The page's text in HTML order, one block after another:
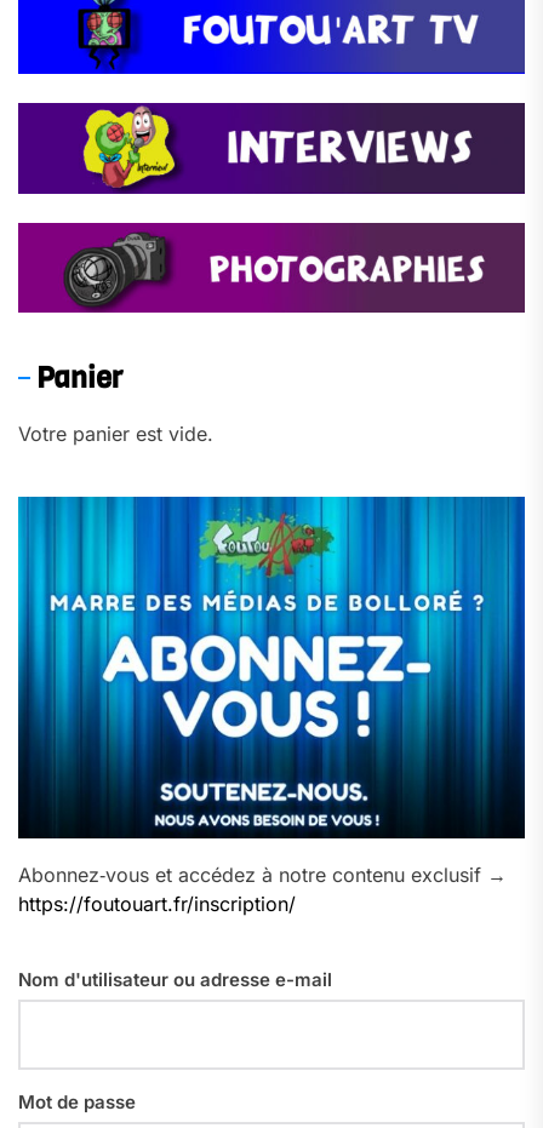
Panier
Votre panier est vide.
Abonnez‑vous et accédez à notre contenu exclusif →
https://foutouart.fr/inscription/
Nom d'utilisateur ou adresse e-mail
Mot de passe